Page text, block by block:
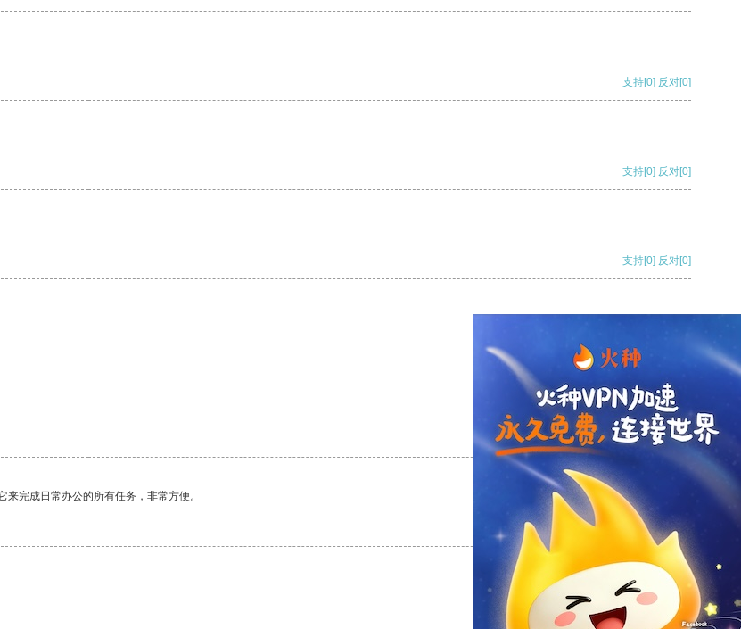
支持[0] 反对[0]
支持[0] 反对[0]
支持[0] 反对[0]
支持
支持[0] 反对[0]
完成日常办公的所有任务，非常方便。
支持[0] 反对[0]